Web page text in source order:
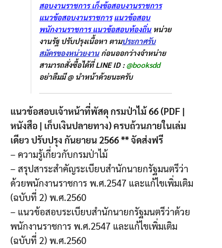
สอบงานราชการ เก็งข้อสอบงานราชการ
แนวข้อสอบงานราชการ แนวข้อสอบ
พนักงานราชการ แนวข้อสอบท้องถิ่นหน่วย
งานรัฐ ปรับปรุงเนื้อหา ตามประกาศรับ
สมัครของหน่วยงานก่อนออกว่างจำหน่าย
สามารถสั่งซื้อได้ที่ LINE ID : @booksdd
อย่าลืมมี @ นำหน้าด้วยนะครับ
แนวข้อสอบเจ้าหน้าที่พัสดุ กรมป่าไม้ 66 (PDF |
หนังสือ | เก็บเงินปลายทาง) ครบถ้วนภายในเล่ม
เดียว ปรับปรุง กันยายน 2566 ** จัดส่งฟรี
– ความรู้เกี่ยวกับกรมป่าไม้
– สรุปสาระสำคัญระเบียบสำนักนายกรัฐมนตรีว่า
ด้วยพนักงานราชการ พ.ศ.2547 และแก้ไขเพิ่มเติม
(ฉบับที่ 2) พ.ศ.2560
– แนวข้อสอบระเบียบสำนักนายกรัฐมนตรีว่าด้วย
พนักงานราชการ พ.ศ.2547 และแก้ไขเพิ่มเติม
(ฉบับที่ 2) พ.ศ.2560